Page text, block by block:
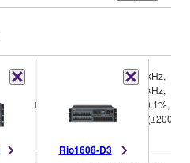
Rio1608-D3
External
44.1 kHz, 48 kHz,
88.2 kHz, 96 kHz,
+4.1667%, +0.1%, –
0.1%, –4.0% (±200